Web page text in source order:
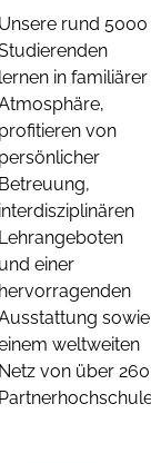
Unsere rund 5000
lernen in familiärer
profitieren von
persönlicher
Betreuung,
interdisziplinären
Lehrangeboten
und einer
hervorragenden
sowie
weltweiten
Netz von über 260